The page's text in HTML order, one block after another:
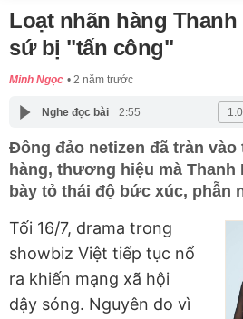
Loạt nhãn hàng Thanh
sứ bị "tấn công"
Minh Ngọc 2 năm trước
Nghe đọc bài 2:55
Đông đảo netizen đã tràn vào
hàng, thương hiệu mà Thanh
bày tỏ thái độ bức xúc, phẫn
Tối 16/7, drama trong
showbiz Việt tiếp tục nổ
ra khiến mạng xã hội
dậy sóng. Nguyên do vì